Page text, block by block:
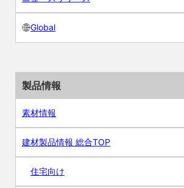
Global
製品情報
素材情報
建材製品情報 総合TOP
住宅向け